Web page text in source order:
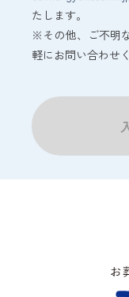
たします。
※その他、ご不明
軽にお問い合わせ